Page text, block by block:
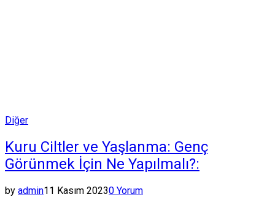
Posted
Diğer
Kuru Ciltler ve Yaşlanma: Genç
Görünmek İçin Ne Yapılmalı?:
by admin11 Kasım 20230 Yorum